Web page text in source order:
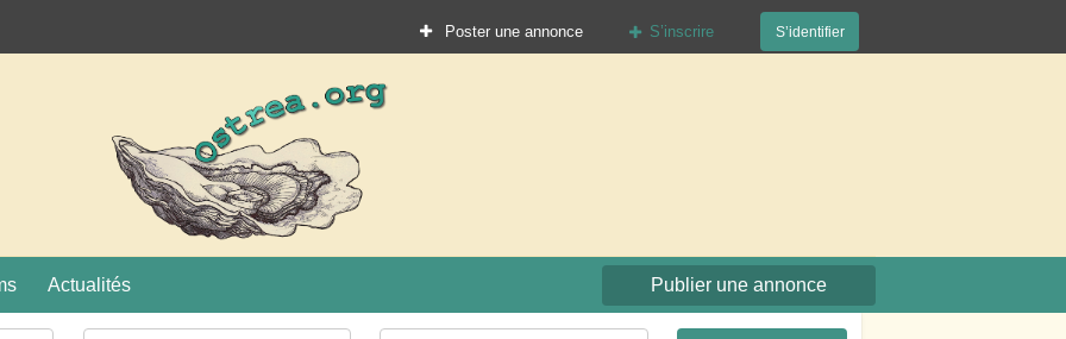
Poster une annonce S’inscrire S’identifier
Actualités Publier une annonce